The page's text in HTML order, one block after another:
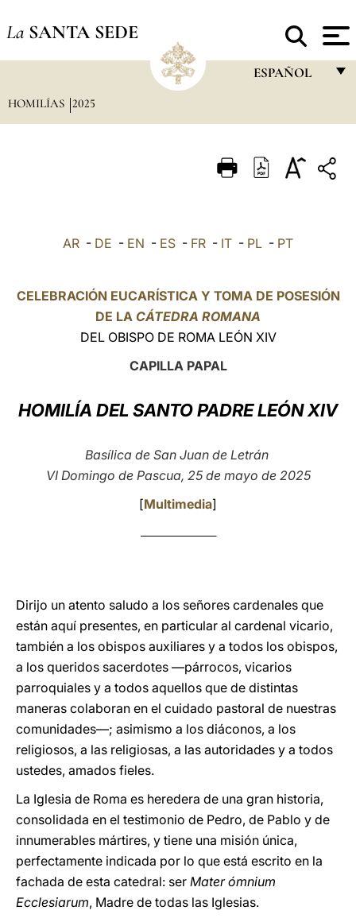
La SANTA SEDE
ESPAÑOL
ITALIANO
POLSKI
العربيّة
HOMILÍAS 2025
AR - DE - EN - ES - FR - IT - PL - PT
CELEBRACIÓN EUCARÍSTICA Y TOMA DE POSESIÓN
DE LA CÁTEDRA ROMANA
DEL OBISPO DE ROMA LEÓN XIV
CAPILLA PAPAL
HOMILÍA DEL SANTO PADRE LEÓN XIV
Basílica de San Juan de Letrán
VI Domingo de Pascua, 25 de mayo de 2025
[Multimedia]
Dirijo un atento saludo a los señores cardenales que
están aquí presentes, en particular al cardenal vicario,
también a los obispos auxiliares y a todos los obispos,
a los queridos sacerdotes —párrocos, vicarios
parroquiales y a todos aquellos que de distintas
maneras colaboran en el cuidado pastoral de nuestras
comunidades—; asimismo a los diáconos, a los
religiosos, a las religiosas, a las autoridades y a todos
ustedes, amados fieles.
La Iglesia de Roma es heredera de una gran historia,
consolidada en el testimonio de Pedro, de Pablo y de
innumerables mártires, y tiene una misión única,
perfectamente indicada por lo que está escrito en la
fachada de esta catedral: ser Mater ómnium
Ecclesiarum, Madre de todas las Iglesias.